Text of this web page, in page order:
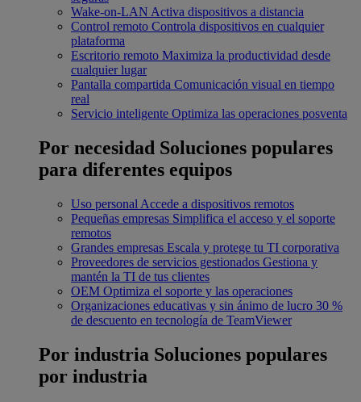
Wake-on-LAN Activa dispositivos a distancia
Control remoto Controla dispositivos en cualquier
plataforma
Escritorio remoto Maximiza la productividad desde
cualquier lugar
Pantalla compartida Comunicación visual en tiempo
real
Servicio inteligente Optimiza las operaciones posventa
Por necesidad Soluciones populares
para diferentes equipos
Uso personal Accede a dispositivos remotos
Pequeñas empresas Simplifica el acceso y el soporte
remotos
Grandes empresas Escala y protege tu TI corporativa
Proveedores de servicios gestionados Gestiona y
mantén la TI de tus clientes
OEM Optimiza el soporte y las operaciones
Organizaciones educativas y sin ánimo de lucro 30 %
de descuento en tecnología de TeamViewer
Por industria Soluciones populares
por industria